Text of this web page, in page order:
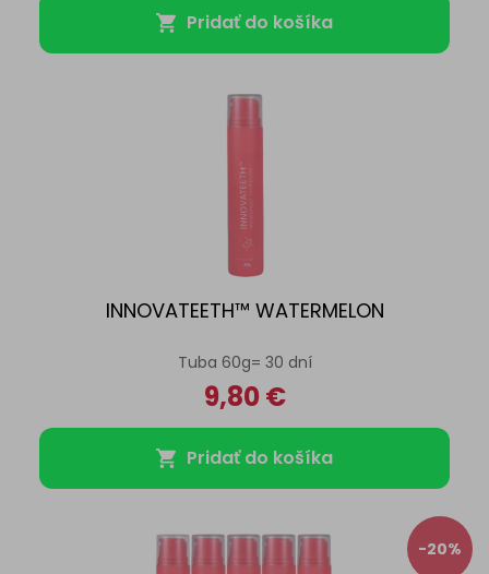
Pridať do košíka
INNOVATEETH™ WATERMELON
Tuba 60g= 30 dní
9,80 €
Pridať do košíka
-20%